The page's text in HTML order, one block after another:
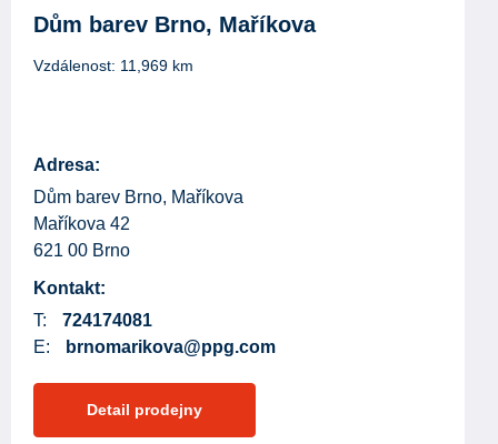
Dům barev Brno, Maříkova
Vzdálenost: 11,969 km
Adresa:
Dům barev Brno, Maříkova
Maříkova 42
621 00 Brno
Kontakt:
T:
724174081
E:
brnomarikova@ppg.com
Detail prodejny